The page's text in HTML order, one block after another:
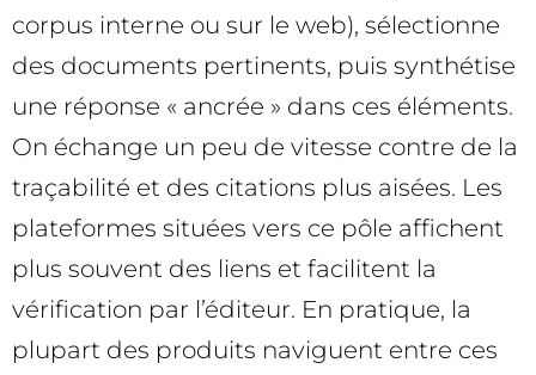
corpus interne ou sur le web), sélectionne
des documents pertinents, puis synthétise
une réponse « ancrée » dans ces éléments.
On échange un peu de vitesse contre de la
traçabilité et des citations plus aisées. Les
plateformes situées vers ce pôle affichent
plus souvent des liens et facilitent la
vérification par l’éditeur. En pratique, la
plupart des produits naviguent entre ces